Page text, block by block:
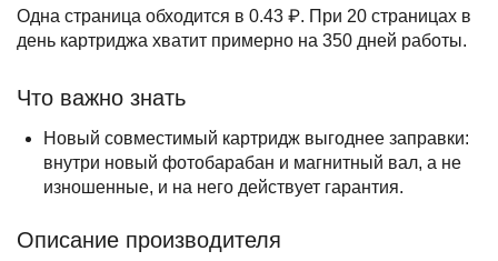
Одна страница обходится в 0.43 ₽. При 20 страницах в
день картриджа хватит примерно на 350 дней работы.
Что важно знать
Новый совместимый картридж выгоднее заправки:
внутри новый фотобарабан и магнитный вал, а не
изношенные, и на него действует гарантия.
Описание производителя